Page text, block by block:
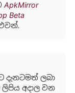
ApkMirror
Beta
දැනටමත් ලබා
අදාල වන